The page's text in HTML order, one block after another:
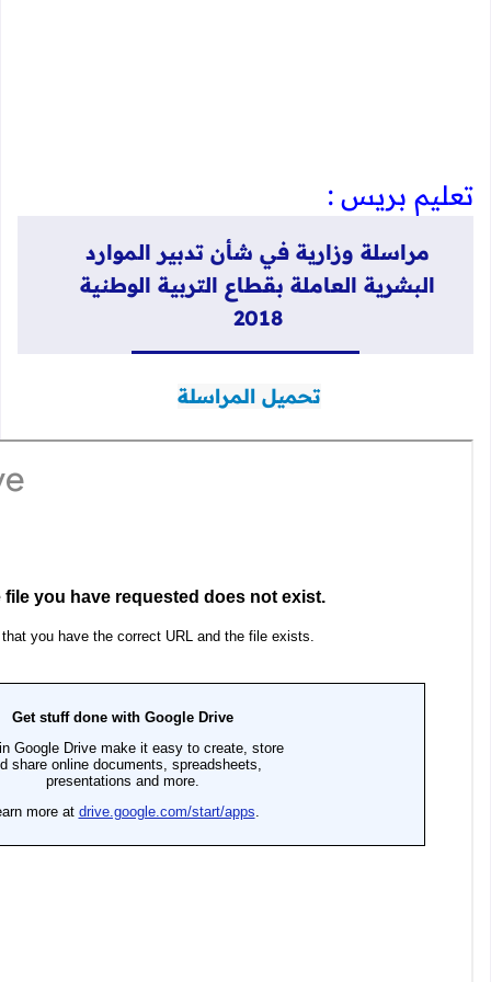
تعليم بريس :
مراسلة وزارية في شأن تدبير الموارد
البشرية العاملة بقطاع التربية الوطنية
2018
تحميل المراسلة